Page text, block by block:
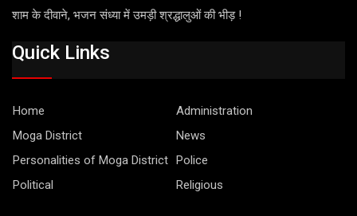
शाम के दीवाने, भजन संध्या में उमड़ी श्रद्धालुओं की भीड़ !
Quick Links
Home
Administration
Moga District
News
Personalities of Moga District Police
Political
Religious